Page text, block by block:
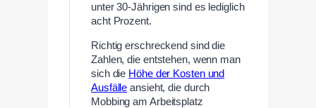
unter 30-Jährigen sind es lediglich
acht Prozent.
Richtig erschreckend sind die
Zahlen, die entstehen, wenn man
sich die Höhe der Kosten und
Ausfälle ansieht, die durch
Mobbing am Arbeitsplatz